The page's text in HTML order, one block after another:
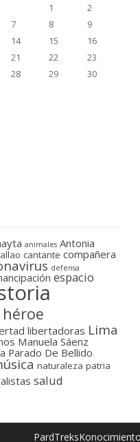
1
2
7 8
9
14 15
16
21 22
23
28 29
30
animales Antonia
cantante compañera
defensa
espacio
héroe
libertadoras Lima
Manuela Sáenz
Parado De Bellido
naturaleza patria
salud